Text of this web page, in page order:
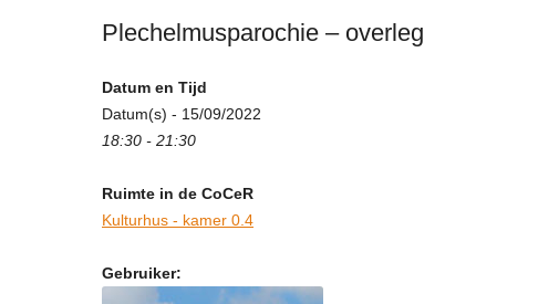
Plechelmusparochie – overleg
Datum en Tijd
Datum(s) - 15/09/2022
18:30 - 21:30
Ruimte in de CoCeR
Kulturhus - kamer 0.4
Gebruiker: